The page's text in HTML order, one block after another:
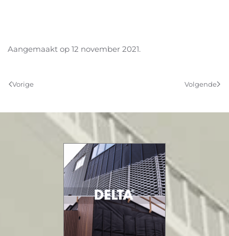
Aangemaakt op 12 november 2021.
Vorige Volgende